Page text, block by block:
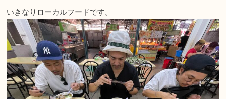
いきなりローカルフードです。